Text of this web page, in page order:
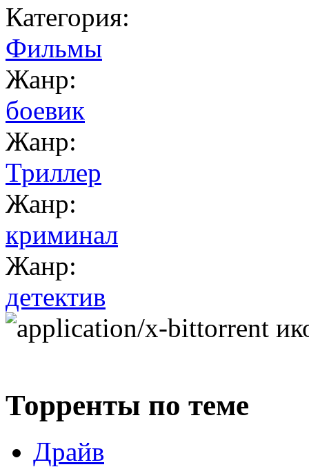
Категория:
Фильмы
Жанр:
боевик
Жанр:
Триллер
Жанр:
криминал
Жанр:
детектив
Торренты по теме
Драйв